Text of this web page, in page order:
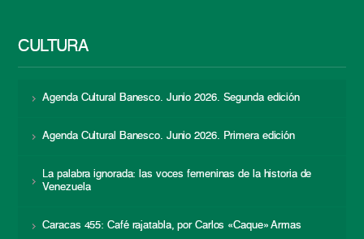
CULTURA
Agenda Cultural Banesco. Junio 2026. Segunda edición
Agenda Cultural Banesco. Junio 2026. Primera edición
La palabra ignorada: las voces femeninas de la historia de
Venezuela
Caracas 455: Café rajatabla, por Carlos «Caque» Armas